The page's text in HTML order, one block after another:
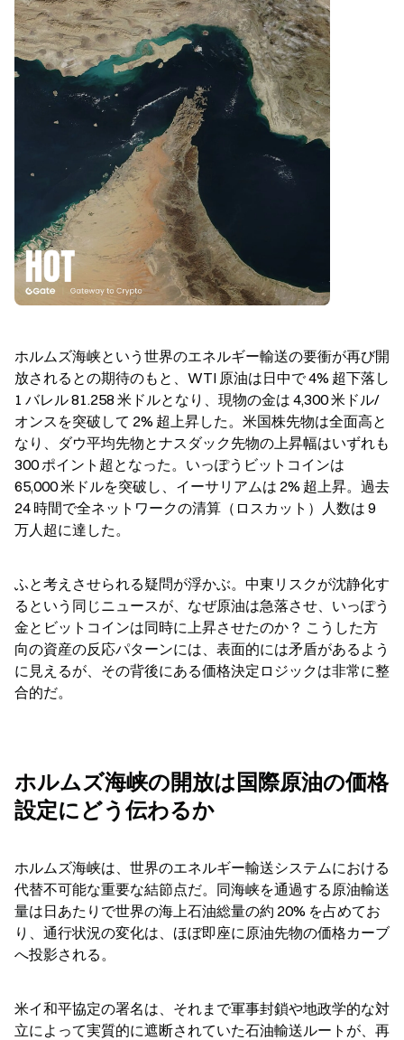
ホルムズ海峡という世界のエネルギー輸送の要衝が再び開
放されるとの期待のもと、WTI 原油は日中で 4% 超下落し
1 バレル 81.258 米ドルとなり、現物の金は 4,300 米ドル/
オンスを突破して 2% 超上昇した。米国株先物は全面高と
なり、ダウ平均先物とナスダック先物の上昇幅はいずれも
300 ポイント超となった。いっぽうビットコインは
65,000 米ドルを突破し、イーサリアムは 2% 超上昇。過去
24 時間で全ネットワークの清算（ロスカット）人数は 9
万人超に達した。
ふと考えさせられる疑問が浮かぶ。中東リスクが沈静化す
るという同じニュースが、なぜ原油は急落させ、いっぽう
金とビットコインは同時に上昇させたのか？ こうした方
向の資産の反応パターンには、表面的には矛盾があるよう
に見えるが、その背後にある価格決定ロジックは非常に整
合的だ。
ホルムズ海峡の開放は国際原油の価格
設定にどう伝わるか
ホルムズ海峡は、世界のエネルギー輸送システムにおける
代替不可能な重要な結節点だ。同海峡を通過する原油輸送
量は日あたりで世界の海上石油総量の約 20% を占めてお
り、通行状況の変化は、ほぼ即座に原油先物の価格カーブ
へ投影される。
米イ和平協定の署名は、それまで軍事封鎖や地政学的な対
立によって実質的に遮断されていた石油輸送ルートが、再